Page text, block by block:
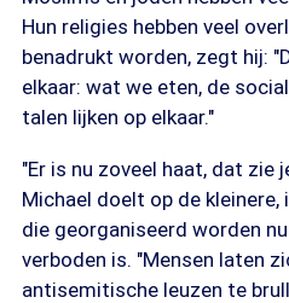
Hun religies hebben veel
benadrukt worden, zegt hij:
elkaar: wat we eten, de
talen lijken op elkaar."
"Er is nu zoveel haat, dat zie
Michael doelt op de
die georganiseerd worden
verboden is. "Mensen laten
antisemitische leuzen te